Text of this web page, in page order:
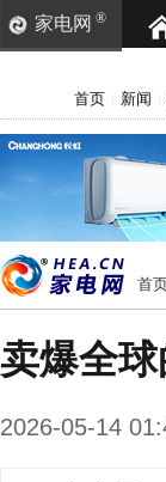
家电网 ®
首页 新闻
首
卖爆全
2026-05-14